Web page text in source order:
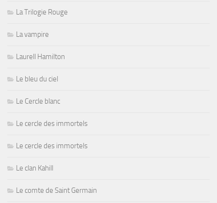
La Trilogie Rouge
La vampire
Laurell Hamilton
Le bleu du ciel
Le Cercle blanc
Le cercle des immortels
Le cercle des immortels
Le clan Kahill
Le comte de Saint Germain